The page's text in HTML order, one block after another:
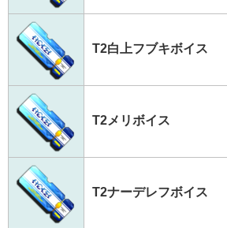
T2白上フブキボイス
T2メリボイス
T2ナーデレフボイス